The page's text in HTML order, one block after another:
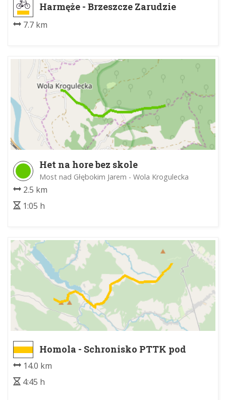
Harmęże - Brzeszcze Zarudzie
7.7 km
Het na hore bez skole
Most nad Głębokim Jarem - Wola Krogulecka
2.5 km
1:05 h
Homola - Schronisko PTTK pod
14.0 km
4:45 h